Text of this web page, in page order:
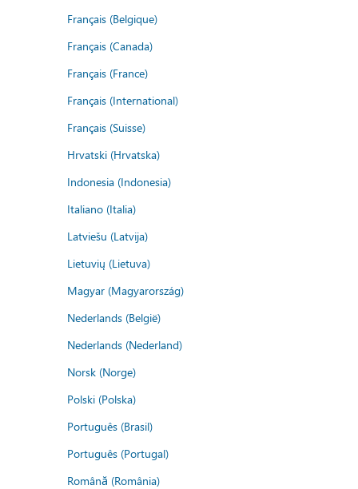
Français (Belgique)
Français (Canada)
Français (France)
Français (International)
Français (Suisse)
Hrvatski (Hrvatska)
Indonesia (Indonesia)
Italiano (Italia)
Latviešu (Latvija)
Lietuvių (Lietuva)
Magyar (Magyarország)
Nederlands (België)
Nederlands (Nederland)
Norsk (Norge)
Polski (Polska)
Português (Brasil)
Português (Portugal)
Română (România)